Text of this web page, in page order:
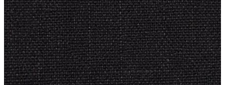
Atlet
Elbise
Eşofman Altı
Mont
Kazak
Yelek
Yağmurluk
Trenchcoat